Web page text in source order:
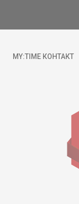
MY:TIME КОНТАКТ
ул.